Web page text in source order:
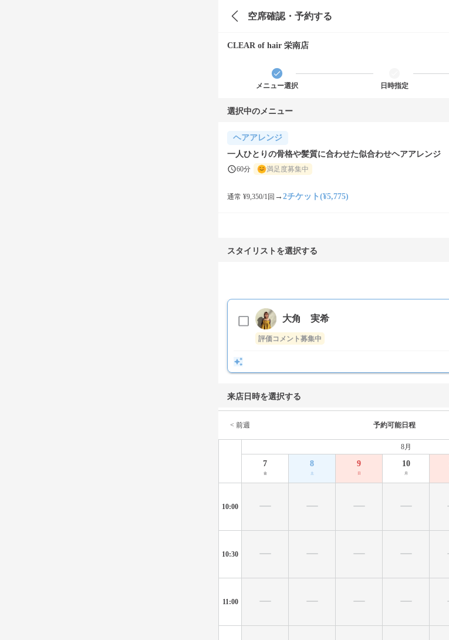
空席確認・予約する
CLEAR of hair 栄南店
メニュー選択 日時指定
選択中のメニュー
ヘアアレンジ
一人ひとりの骨格や髪質に合わせた似合わせヘアアレンジ
60分 満足度募集中
通常 ¥9,350/1回 → 2チケット(¥5,775)
スタイリストを選択する
大角 実希
評価コメント募集中
来店日時を選択する
< 前週 予約可能日程
8月
7
金
8
土
9
日
10
月
10:00
10:30
11:00